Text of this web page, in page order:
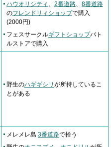
ハウオリシティ 、 2番道路、 8番道路
のフレンドリィショップで購入
(2000円)
フェスサークルギフトショップバト
ルストアで購入
野生のハギギシリ が所持しているこ
とがある
メレメレ島 3番道路で拾う